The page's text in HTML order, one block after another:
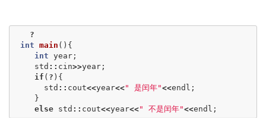
?
int main (){
int year ;
std :: cin>>year ;
if ( ? ){
std :: cout<<year<<" 是闰年"<<endl ;
}
else std :: cout<<year<<" 不是闰年"<<endl ;